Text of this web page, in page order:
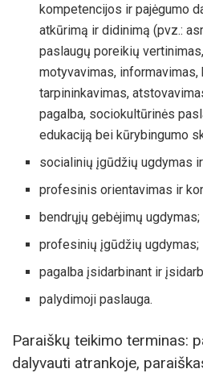
kompetencijos ir pajėgumo
atkūrimą ir didinimą (pvz.:
paslaugų poreikių
motyvavimas, informavimas,
tarpininkavimas,
pagalba, sociokultūrinės
edukaciją bei kūrybingumo
socialinių įgūdžių ugdymas
profesinis orientavimas ir
bendrųjų gebėjimų ugdymas;
profesinių įgūdžių ugdymas;
pagalba įsidarbinant ir
palydimoji paslauga.
Paraiškų teikimo terminas:
dalyvauti atrankoje,